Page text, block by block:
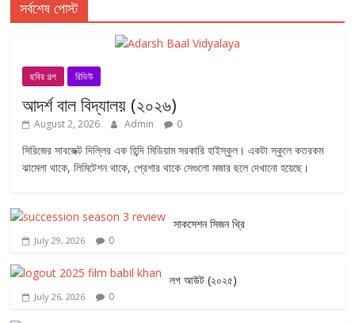
সর্বশেষ পোস্ট
ছবির গল্প রিভিউ
আদর্শ বাল বিদ্যালয় (২০২৬)
August 2, 2026 Admin 0
সিরিজের সাবজেক্ট দিল্লির এক হিন্দি মিডিয়াম সরকারি হাইস্কুল। একটা স্কুলে কতরকম
ঝামেলা থাকে, লিমিটেশন থাকে, প্রেশার থাকে সেগুলো মজার ছলে দেখানো হয়েছে।
সাকসেশন সিজন থ্রি
July 29, 2026 0
লগ আউট (২০২৫)
July 26, 2026 0